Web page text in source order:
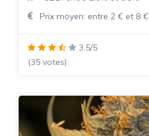
Prix moyen: entre 2 € et 8 €
3.5/5
(35 votes)